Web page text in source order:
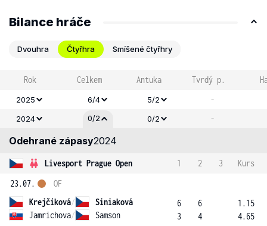
Bilance hráče
Dvouhra Čtyřhra Smíšené čtyřhry
Rok Celkem Antuka Tvrdý p.
2025 6/4 5/2 -
2024 0/2 0/2 -
Odehrané zápasy2024
Livesport Prague Open 1 2 3
Kurs
23.07.
Krejčíková/
Siniaková
Jamrichova/ Samson
OF
6
3
6
4
1.15
4.65